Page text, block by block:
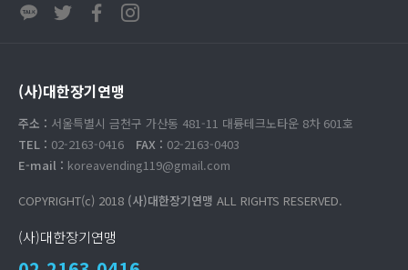
(사)대한장기연맹
주소 : 서울특별시 금천구 가산동 481-11 대륭테크노타운 8차 601호
TEL : 02-2163-0416 FAX : 02-2163-0403
E-mail : koreavending119@gmail.com
COPYRIGHT(c) 2018 (사)대한장기연맹 ALL RIGHTS RESERVED.
(사)대한장기연맹